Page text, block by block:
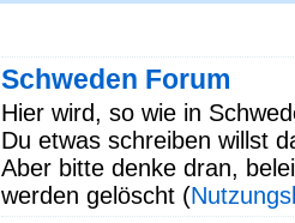
Schweden Forum
Hier wird, so wie in
Du etwas schreiben willst
Aber bitte denke dran,
werden gelöscht (